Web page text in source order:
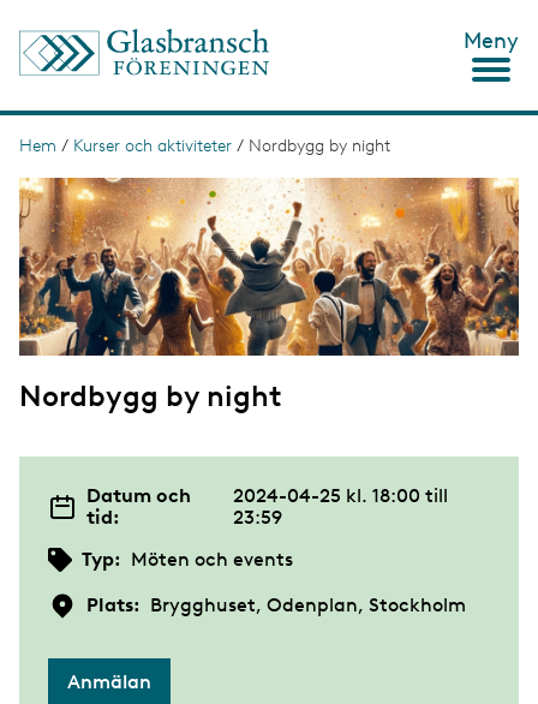
Meny
L
ä
n
k
s
t
g
Hem / Kurser och aktiviteter / Nordbygg by night
I
m
a
g
e
Nordbygg by night
Datum och
tid:
2024-04-25 kl. 18:00 till
23:59
Typ: Möten och events
Plats: Brygghuset, Odenplan, Stockholm
Anmälan